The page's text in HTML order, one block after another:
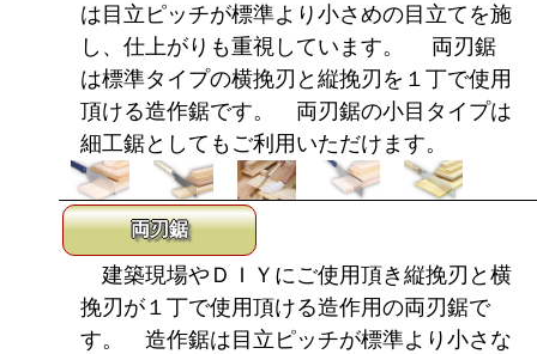
は目立ピッチが標準より小さめの目立てを施
し、仕上がりも重視しています。 両刃鋸
は標準タイプの横挽刃と縦挽刃を１丁で使用
頂ける造作鋸です。 両刃鋸の小目タイプは
細工鋸としてもご利用いただけます。
両刃鋸
建築現場やＤＩＹにご使用頂き縦挽刃と横
挽刃が１丁で使用頂ける造作用の両刃鋸で
す。 造作鋸は目立ピッチが標準より小さな